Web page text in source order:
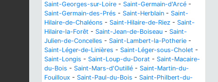
Saint-Georges-sur-Loire - Saint-Germain-d'Arcé -
Saint-Germain-des-Prés - Saint-Herblain - Saint-
Hilaire-de-Chaléons - Saint-Hilaire-de-Riez - Saint-
Hilaire-la-Forêt - Saint-Jean-de-Boiseau - Saint-
Julien-de-Concelles - Saint-Lambert-la-Potherie -
Saint-Léger-de-Linières - Saint-Léger-sous-Cholet -
Saint-Longis - Saint-Loup-du-Dorat - Saint-Macaire-
du-Bois - Saint-Mars-d'Outillé - Saint-Martin-du-
Fouilloux - Saint-Paul-du-Bois - Saint-Philbert-du-